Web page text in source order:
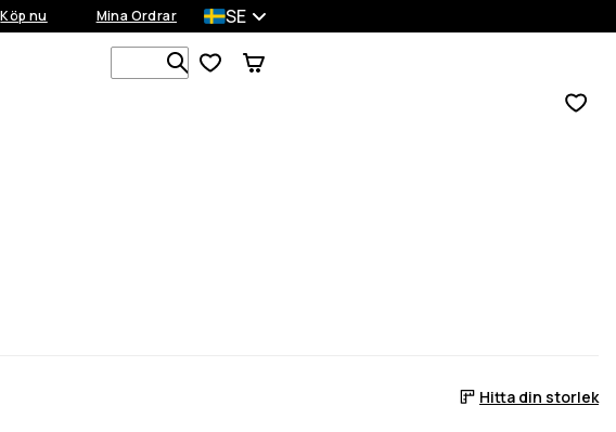
Köp nu Mina Ordrar SE
Sök bland 1 000+ produkter
Hitta din storlek